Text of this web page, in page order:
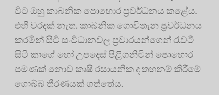
විට ඔහු කාබනික පොහොර ප්‍රවර්ධනය කළේය.
එහි වරදක් නැත. කාබනික ගොවිතැන ප්‍රවර්ධනය
කරමින් සිටි සංවිධානවල ප්‍රචාරයන්ගෙන් රැවටී
සිටි කාගේ හෝ උපදෙස් පිළිගනිමින් පොහොර
පමණක් නොව කෘෂි රසායනික ද තහනම් කිරීමේ
ගොබ්බ තීරණයක් ගත්තේය.